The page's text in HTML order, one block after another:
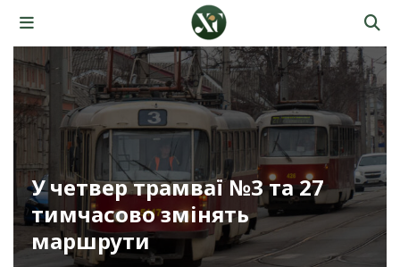
У четвер трамваї №3 та 27
тимчасово змінять
маршрути